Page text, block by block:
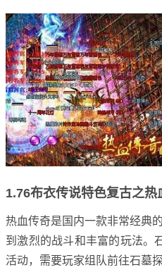
1.76布衣传说特色复古之
热血传奇是国内一款非常经典
到激烈的战斗和丰富的玩法。
活动，需要玩家组队前往石墓